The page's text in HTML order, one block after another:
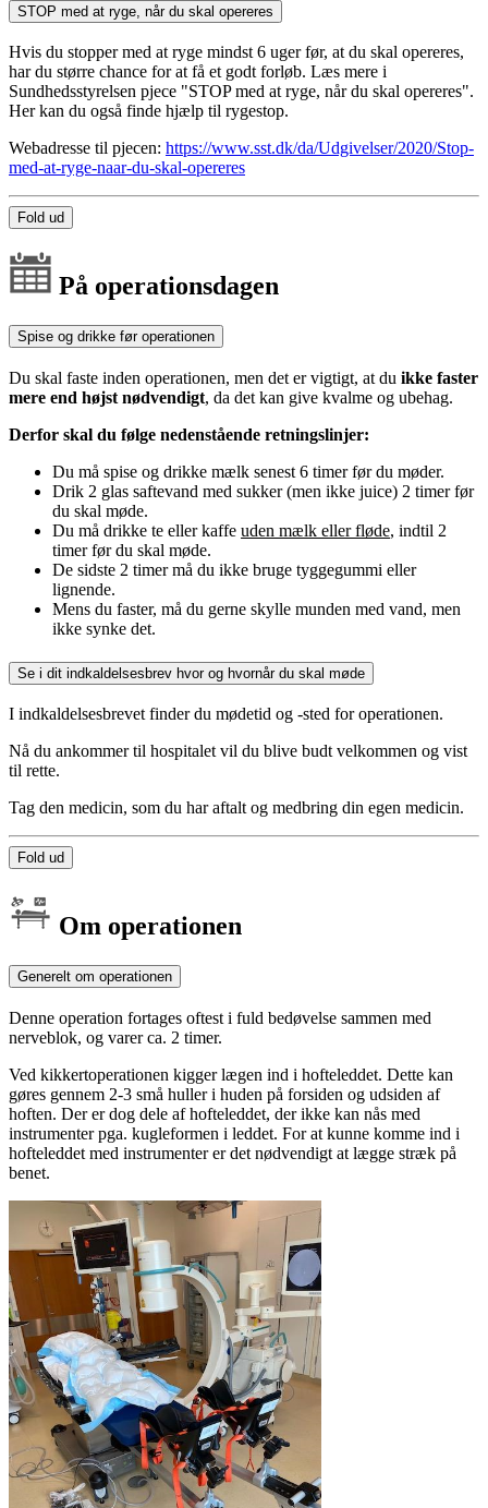
STOP med at ryge, når du skal opereres
Hvis du stopper med at ryge mindst 6 uger før, at du skal opereres,
har du større chance for at få et godt forløb. Læs mere i
Sundhedsstyrelsen pjece "STOP med at ryge, når du skal opereres".
Her kan du også finde hjælp til rygestop.
Webadresse til pjecen: https://www.sst.dk/da/Udgivelser/2020/Stop-
med-at-ryge-naar-du-skal-opereres
Fold ud
På operationsdagen
Spise og drikke før operationen
Du skal faste inden operationen, men det er vigtigt, at du ikke faster
mere end højst nødvendigt, da det kan give kvalme og ubehag.
Derfor skal du følge nedenstående retningslinjer:
Du må spise og drikke mælk senest 6 timer før du møder.
Drik 2 glas saftevand med sukker (men ikke juice) 2 timer før
du skal møde.
Du må drikke te eller kaffe uden mælk eller fløde, indtil 2
timer før du skal møde.
De sidste 2 timer må du ikke bruge tyggegummi eller
lignende.
Mens du faster, må du gerne skylle munden med vand, men
ikke synke det.
Se i dit indkaldelsesbrev hvor og hvornår du skal møde
I indkaldelsesbrevet finder du mødetid og -sted for operationen.
Nå du ankommer til hospitalet vil du blive budt velkommen og vist
til rette.
Tag den medicin, som du har aftalt og medbring din egen medicin.
Fold ud
Om operationen
Generelt om operationen
Denne operation fortages oftest i fuld bedøvelse sammen med
nerveblok, og varer ca. 2 timer.
Ved kikkertoperationen kigger lægen ind i hofteleddet. Dette kan
gøres gennem 2-3 små huller i huden på forsiden og udsiden af
hoften. Der er dog dele af hofteleddet, der ikke kan nås med
instrumenter pga. kugleformen i leddet. For at kunne komme ind i
hofteleddet med instrumenter er det nødvendigt at lægge stræk på
benet.